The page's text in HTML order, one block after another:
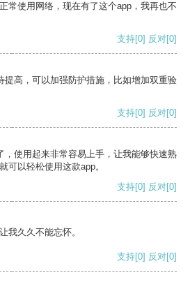
常使用网络，现在有了这个app，我再也不
支持[0] 反对[0]
提高，可以加强防护措施，比如增加双重验
支持[0] 反对[0]
，使用起来非常容易上手，让我能够快速熟
可以轻松使用这款app。
支持[0] 反对[0]
我久久不能忘怀。
支持[0] 反对[0]